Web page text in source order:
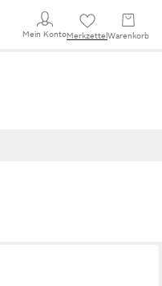
Mein KontoMerkzettel Warenkorb